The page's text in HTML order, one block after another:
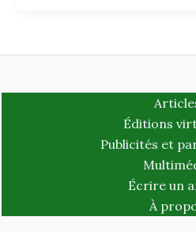
Éditions
Publicités et
Écrire un
À